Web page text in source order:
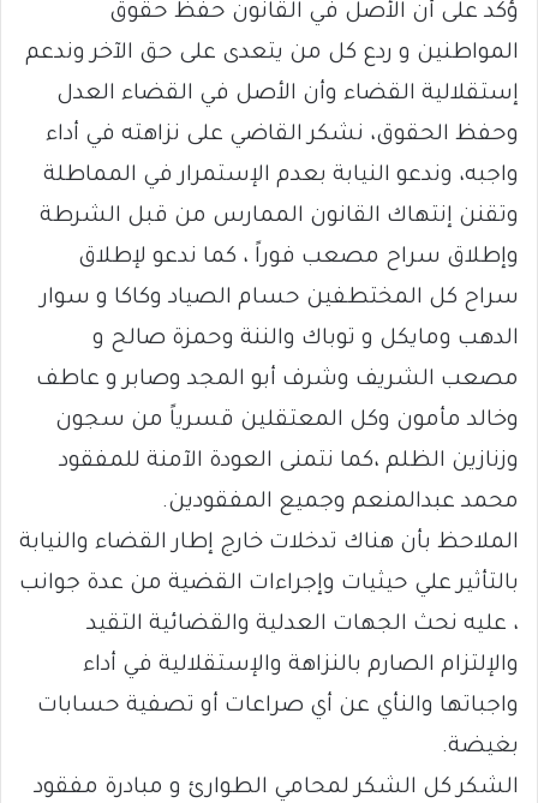
ؤكد على أن الأصل في القانون حفظ حقوق
المواطنين و ردع كل من يتعدى على حق الآخر وندعم
إستقلالية القضاء وأن الأصل في القضاء العدل
وحفظ الحقوق، نشكر القاضي على نزاهته في أداء
واجبه، وندعو النيابة بعدم الإستمرار في المماطلة
وتقنن إنتهاك القانون الممارس من قبل الشرطة
وإطلاق سراح مصعب فوراً ، كما ندعو لإطلاق
سراح كل المختطفين حسام الصياد وكاكا و سوار
الدهب ومايكل و توباك والننة وحمزة صالح و
مصعب الشريف وشرف أبو المجد وصابر و عاطف
وخالد مأمون وكل المعتقلين قسرياً من سجون
وزنازين الظلم ،كما نتمنى العودة الآمنة للمفقود
محمد عبدالمنعم وجميع المفقودين.
الملاحظ بأن هناك تدخلات خارج إطار القضاء والنيابة
بالتأثير علي حيثيات وإجراءات القضية من عدة جوانب
، عليه نحث الجهات العدلية والقضائية التقيد
والإلتزام الصارم بالنزاهة والإستقلالية في أداء
واجباتها والنأي عن أي صراعات أو تصفية حسابات
بغيضة.
الشكر كل الشكر لمحامي الطوارئ و مبادرة مفقود